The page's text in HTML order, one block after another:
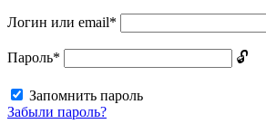
Логин или email*
Пароль*
Запомнить пароль
Забыли пароль?